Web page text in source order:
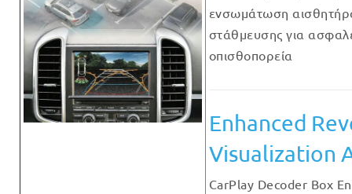
ενσωμάτωση
στάθμευσης για
οπισθοπορεία
Enhanced
Visualization
CarPlay Decoder Box